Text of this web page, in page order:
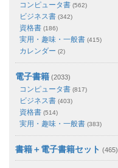
コンピュータ書 (562)
ビジネス書 (342)
資格書 (186)
実用・趣味・一般書 (415)
カレンダー (2)
電子書籍 (2033)
コンピュータ書 (817)
ビジネス書 (403)
資格書 (514)
実用・趣味・一般書 (383)
書籍＋電子書籍セット (465)